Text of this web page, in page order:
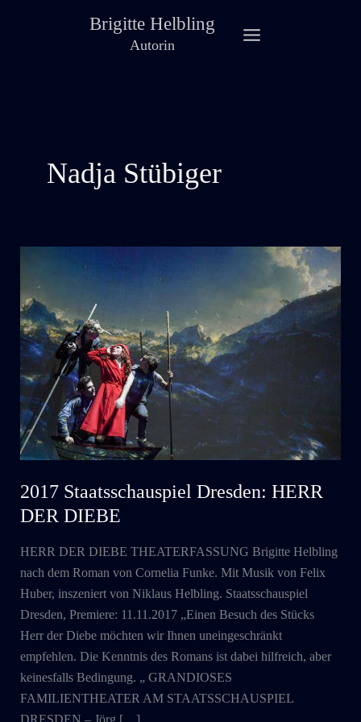
Brigitte Helbling
Autorin
Nadja Stübiger
2017 Staatsschauspiel Dresden: HERR
DER DIEBE
HERR DER DIEBE THEATERFASSUNG Brigitte Helbling
nach dem Roman von Cornelia Funke. Mit Musik von Felix
Huber, inszeniert von Niklaus Helbling. Staatsschauspiel
Dresden, Premiere: 11.11.2017 „Einen Besuch des Stücks
Herr der Diebe möchten wir Ihnen uneingeschränkt
empfehlen. Die Kenntnis des Romans ist dabei hilfreich, aber
keinesfalls Bedingung. „ GRANDIOSES
FAMILIENTHEATER AM STAATSSCHAUSPIEL
DRESDEN – Jörg […]